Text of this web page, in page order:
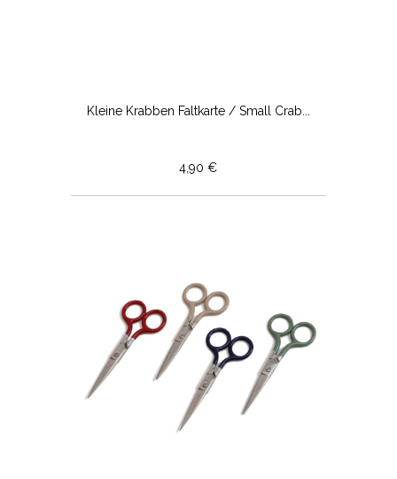
Kleine Krabben Faltkarte / Small Crab...
4,90 €